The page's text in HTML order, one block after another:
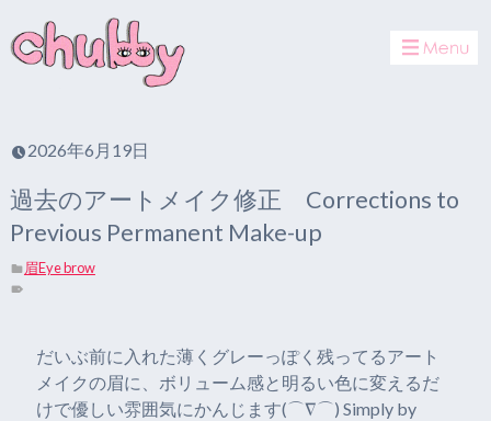
2026年6月19日
過去のアートメイク修正 Corrections to
Previous Permanent Make-up
眉Eye brow
だいぶ前に入れた薄くグレーっぽく残ってるアート
メイクの眉に、ボリューム感と明るい色に変えるだ
けで優しい雰囲気にかんじます(⌒∇⌒) Simply by